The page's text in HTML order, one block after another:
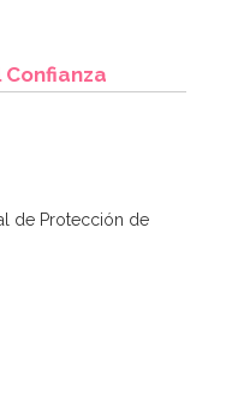
de Protección de